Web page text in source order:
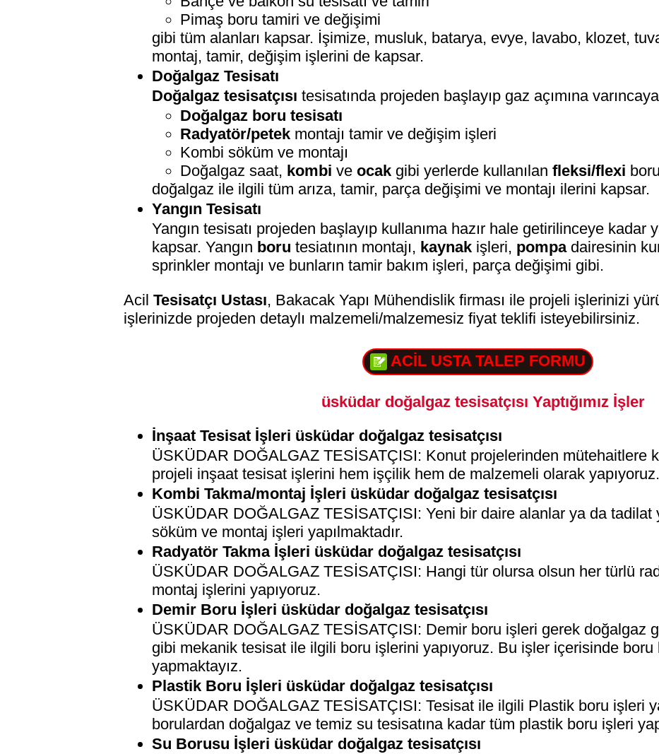
Pimaş boru tamiri ve değişimi
gibi tüm alanları kapsar. İşimize, musluk, batarya, evye, lavabo, klozet,
montaj, tamir, değişim işlerini de kapsar.
Doğalgaz Tesisatı
Doğalgaz tesisatçısı tesisatında projeden başlayıp gaz açımına
Doğalgaz boru tesisatı
Radyatör/petek montajı tamir ve değişim işleri
Kombi söküm ve montajı
Doğalgaz saat, kombi veocak gibi yerlerde kullanılanfleksi/flexi
doğalgaz ile ilgili tüm arıza, tamir, parça değişimi ve montajı ilerini kapsar.
Yangın Tesisatı
Yangın tesisatı projeden başlayıp kullanıma hazır hale getirilinceye kadar
kapsar. Yangın boru tesiatının montajı, kaynak işleri, pompadairesinin
sprinkler montajı ve bunların tamir bakım işleri, parça değişimi gibi.
AcilTesisatçı Ustası, Bakacak Yapı Mühendislik firması ile projeli işlerinizi
işlerinizde projeden detaylı malzemeli/malzemesiz fiyat teklifi isteyebilirsiniz.
ACİL USTA TALEP FORMU
üsküdar doğalgaz tesisatçısı Yaptığımız İşler
İnşaat Tesisat İşleri üsküdar doğalgaz tesisatçısı
ÜSKÜDAR DOĞALGAZ TESİSATÇISI: Konut projelerinden mütehaitlere
projeli inşaat tesisat işlerini hem işçilik hem de malzemeli olarak yapıyoruz.
Kombi Takma/montaj İşleri üsküdar doğalgaz tesisatçısı
ÜSKÜDAR DOĞALGAZ TESİSATÇISI: Yeni bir daire alanlar ya da tadilat
söküm ve montaj işleri yapılmaktadır.
Radyatör Takma İşleri üsküdar doğalgaz tesisatçısı
ÜSKÜDAR DOĞALGAZ TESİSATÇISI: Hangi tür olursa olsun her türlü
montaj işlerini yapıyoruz.
Demir Boru İşleri üsküdar doğalgaz tesisatçısı
ÜSKÜDAR DOĞALGAZ TESİSATÇISI: Demir boru işleri gerek doğalgaz
gibi mekanik tesisat ile ilgili boru işlerini yapıyoruz. Bu işler içerisinde boru
yapmaktayız.
Plastik Boru İşleri üsküdar doğalgaz tesisatçısı
ÜSKÜDAR DOĞALGAZ TESİSATÇISI: Tesisat ile ilgili Plastik boru işleri
borulardan doğalgaz ve temiz su tesisatına kadar tüm plastik boru işleri
Su Borusu İşleri üsküdar doğalgaz tesisatçısı